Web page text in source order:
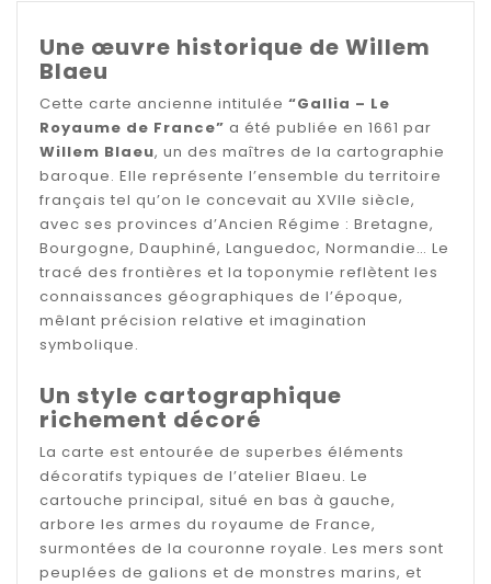
Une œuvre historique de Willem
Blaeu
Cette carte ancienne intitulée “Gallia – Le
Royaume de France” a été publiée en 1661 par
Willem Blaeu, un des maîtres de la cartographie
baroque. Elle représente l’ensemble du territoire
français tel qu’on le concevait au XVIIe siècle,
avec ses provinces d’Ancien Régime : Bretagne,
Bourgogne, Dauphiné, Languedoc, Normandie… Le
tracé des frontières et la toponymie reflètent les
connaissances géographiques de l’époque,
mêlant précision relative et imagination
symbolique.
Un style cartographique
richement décoré
La carte est entourée de superbes éléments
décoratifs typiques de l’atelier Blaeu. Le
cartouche principal, situé en bas à gauche,
arbore les armes du royaume de France,
surmontées de la couronne royale. Les mers sont
peuplées de galions et de monstres marins, et